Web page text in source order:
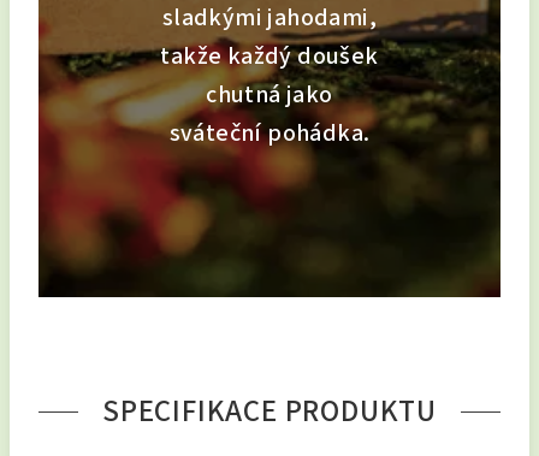
sladkými jahodami,
takže každý doušek
chutná jako
sváteční pohádka.
SPECIFIKACE PRODUKTU